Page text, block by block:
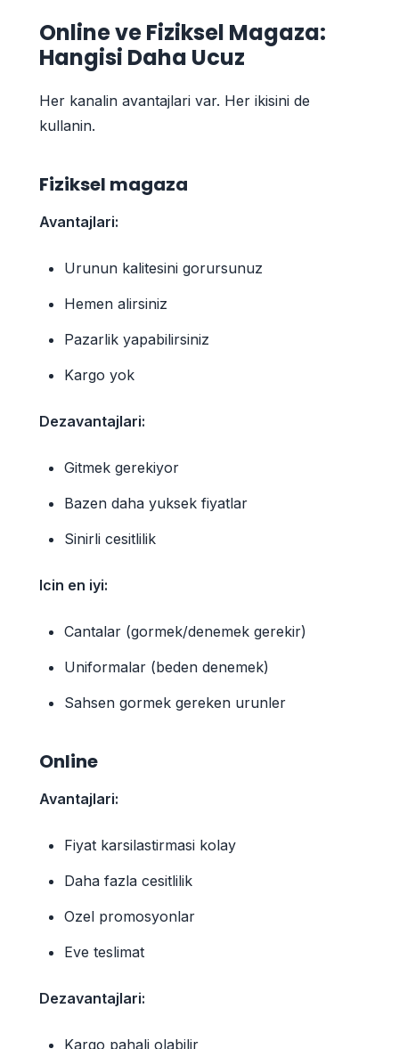
Online ve Fiziksel Magaza:
Hangisi Daha Ucuz
Her kanalin avantajlari var. Her ikisini de
kullanin.
Fiziksel magaza
Avantajlari:
Urunun kalitesini gorursunuz
Hemen alirsiniz
Pazarlik yapabilirsiniz
Kargo yok
Dezavantajlari:
Gitmek gerekiyor
Bazen daha yuksek fiyatlar
Sinirli cesitlilik
Icin en iyi:
Cantalar (gormek/denemek gerekir)
Uniformalar (beden denemek)
Sahsen gormek gereken urunler
Online
Avantajlari:
Fiyat karsilastirmasi kolay
Daha fazla cesitlilik
Ozel promosyonlar
Eve teslimat
Dezavantajlari:
Kargo pahali olabilir